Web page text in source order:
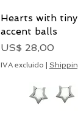
Vista rápida
Hearts with tiny
accent balls
Precio
US$ 28,00
IVA excluido